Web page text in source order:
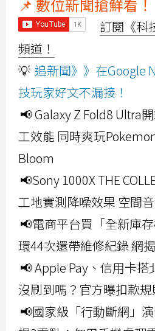
📌 數位新聞搶鮮看！
訂閱《科
頻道！
💡 追新聞》》在Google
技玩家好文不漏接！
📢 Galaxy Z Fold8 Ultra
工效能 同時爽玩
Bloom
📢Sony 1000X THE
工地實測降噪效果 空間
📢電商平台買「全新庫
環44次還帶維修紀錄 網
📢 Apple Pay、信用卡
沒刷到嗎？官方曝扣款
📢國家級「行動斷網」